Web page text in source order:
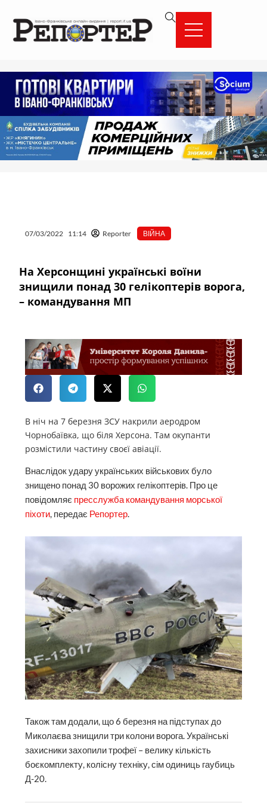
вмісту
07/03/2022 11:14 Reporter ВІЙНА
На Херсонщині українські воїни
знищили понад 30 гелікоптерів ворога,
– командування МП
В ніч на 7 березня ЗСУ накрили аеродром
Чорнобаївка, що біля Херсона. Там окупанти
розмістили частину своєї авіації.
Внаслідок удару українських військових було
знищено понад 30 ворожих гелікоптерів. Про це
повідомляє пресслужба командування морської
піхоти, передає Репортер.
Також там додали, що 6 березня на підступах до
Миколаєва знищили три колони ворога. Українські
захисники захопили трофеї – велику кількість
боєкомплекту, колісну техніку, сім одиниць гаубиць
Д-20.